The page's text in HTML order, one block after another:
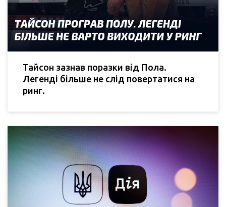
Тайсон зазнав поразки від Пола.
Легенді більше не слід повертатися на
ринг.